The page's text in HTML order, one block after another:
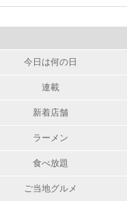
今日は何の日
連載
新着店舗
ラーメン
食べ放題
ご当地グルメ